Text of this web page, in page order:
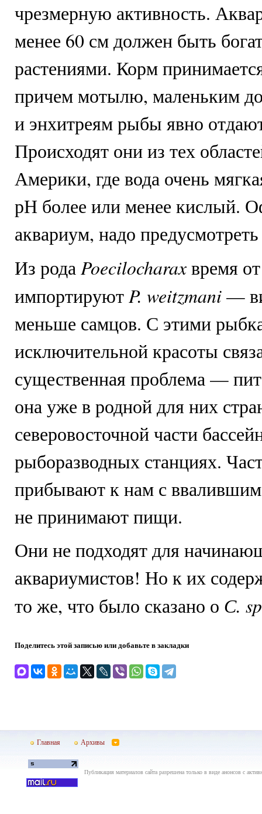
чрезмерную активность.
менее 60 см должен быть
растениями. Корм
причем мотылю, маленьким
и энхитреям рыбы явно
Происходят они из тех
Америки, где вода очень
рН более или менее кислый.
аквариум, надо
Из родаPoecilocharaxвремя
импортируютP. weitzmani—
меньше самцов. С этими
исключительной красоты
существенная проблема —
она уже в родной для них
северовосточной части
рыборазводных станциях.
прибывают к нам с
не принимают пищи.
Они не подходят для
аквариумистов! Но к их
то же, что было сказано о С.
Поделитесь этой записью или добавьте в закладки
Главная Архивы
Публикация материалов сайта разрешена только в виде анонсов с